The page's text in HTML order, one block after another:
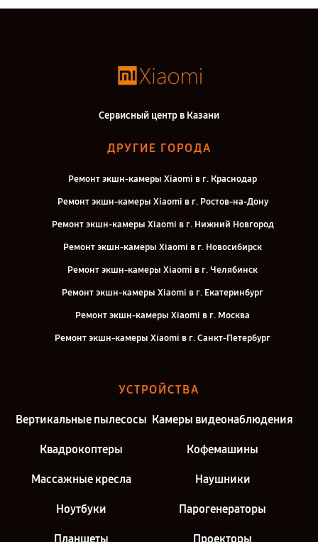
Сервисный центр в Казани
ДРУГИЕ ГОРОДА
Ремонт экшн-камеры Xiaomi в г. Краснодар
Ремонт экшн-камеры Xiaomi в г. Ростов-на-Дону
Ремонт экшн-камеры Xiaomi в г. Нижний Новгород
Ремонт экшн-камеры Xiaomi в г. Новосибирск
Ремонт экшн-камеры Xiaomi в г. Челябинск
Ремонт экшн-камеры Xiaomi в г. Екатеринбург
Ремонт экшн-камеры Xiaomi в г. Москва
Ремонт экшн-камеры Xiaomi в г. Санкт-Петербург
УСТРОЙСТВА
Вертикальные пылесосы Камеры видеонаблюдения
Квадрокоптеры Кофемашины
Массажные кресла Наушники
Ноутбуки Парогенераторы
Планшеты Проекторы